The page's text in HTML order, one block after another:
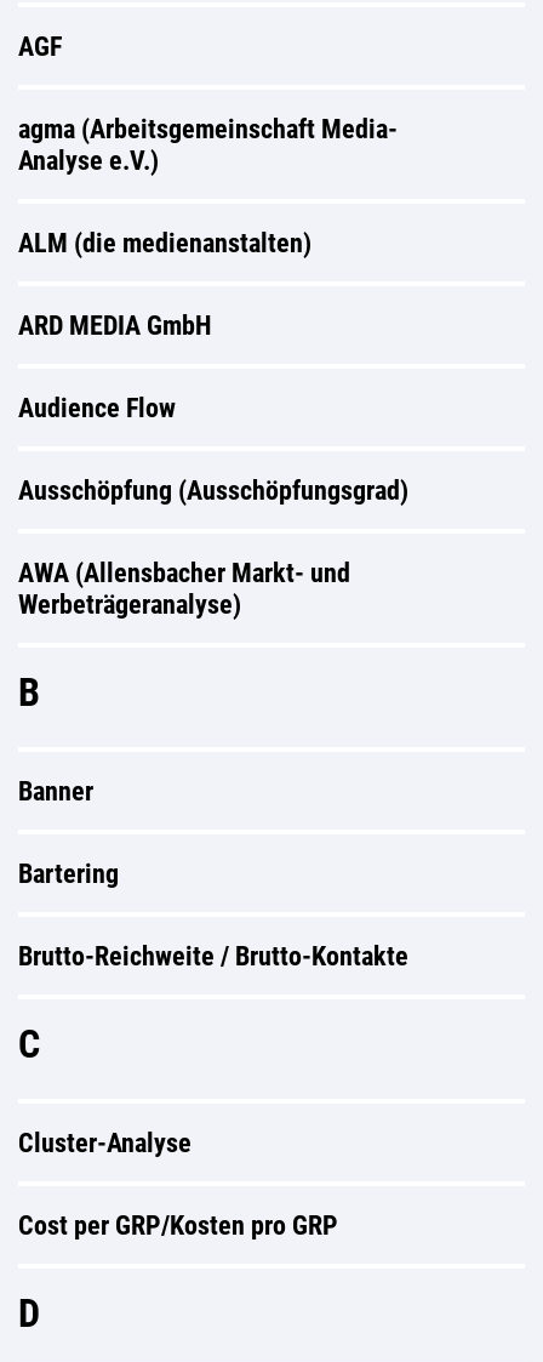
AGF
agma (Arbeitsgemeinschaft Media-
Analyse e.V.)
ALM (die medienanstalten)
ARD MEDIA GmbH
Audience Flow
Ausschöpfung (Ausschöpfungsgrad)
AWA (Allensbacher Markt- und
Werbeträgeranalyse)
B
Banner
Bartering
Brutto-Reichweite / Brutto-Kontakte
C
Cluster-Analyse
Cost per GRP/Kosten pro GRP
D